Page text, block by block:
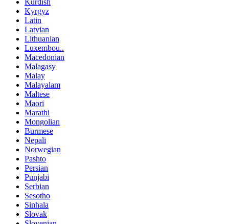
Kurdish
Kyrgyz
Latin
Latvian
Lithuanian
Luxembou..
Macedonian
Malagasy
Malay
Malayalam
Maltese
Maori
Marathi
Mongolian
Burmese
Nepali
Norwegian
Pashto
Persian
Punjabi
Serbian
Sesotho
Sinhala
Slovak